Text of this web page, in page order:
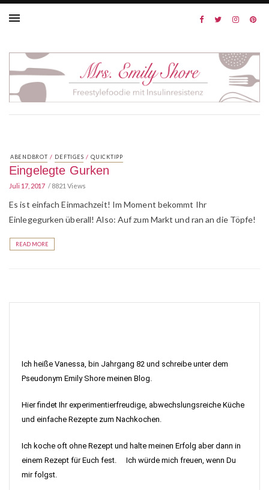
ABENDBROT / DEFTIGES / QUICKTIPP
Eingelegte Gurken
Juli 17, 2017 8821 Views
Es ist einfach Einmachzeit! Im Moment bekommt Ihr
Einlegegurken überall! Also: Auf zum Markt und ran an die Töpfe!
READ MORE
Ich heiße Vanessa, bin Jahrgang 82 und schreibe unter dem
Pseudonym Emily Shore meinen Blog.
Hier findet Ihr experimentierfreudige, abwechslungsreiche Küche
und einfache Rezepte zum Nachkochen.
Ich koche oft ohne Rezept und halte meinen Erfolg aber dann in
einem Rezept für Euch fest. Ich würde mich freuen, wenn Du
mir folgst.